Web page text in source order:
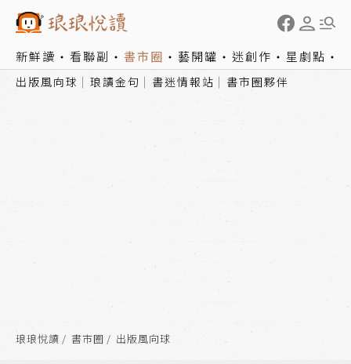
新鮮讀 看聯副 書市圈 藝開罐 迷創作 星劇點
出版風向球 琅讀金句 書迷情報站 書市圈夥伴
琅琅悅讀 書市圈 出版風向球